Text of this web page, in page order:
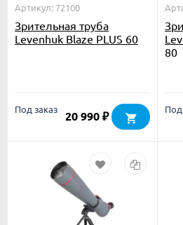
Артикул: 72100
Зрительная труба
Levenhuk Blaze PLUS 60
Под заказ 20 990 ₽
80
Под